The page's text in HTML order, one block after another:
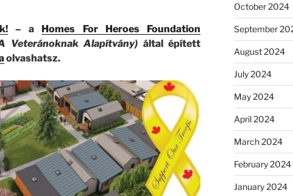
– a Homes For Heroes Foundation
Veteránoknak Alapítvány) által épített
olvashatsz.
October 2024
September
August 2024
July 2024
May 2024
April 2024
March 2024
February 2024
January 2024